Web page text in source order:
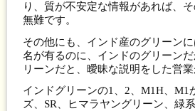
り、質が不安定な情報があれば、
無難です。
その他にも、インド産のグリーン
名が有るのに、インドのグリーン
リーンだと、曖昧な説明をした営業
インドグリーンの1、2、M1H、M1
ズ、SR、ヒマラヤングリーン、緑